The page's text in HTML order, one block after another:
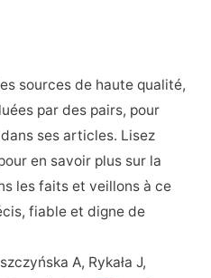
sources de haute qualité,
par des pairs, pour
ses articles. Lisez
en savoir plus sur la
les faits et veillons à ce
fiable et digne de
A, Rykała J,